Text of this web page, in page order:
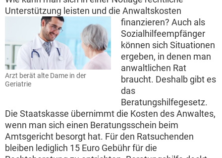
Unterstützung leisten und die Anwaltskosten
finanzieren?
Arzt berät alte Dame in der
Geriatrie
Auch als
Sozialhilfeempfänger
können sich Situationen
ergeben, in denen man
anwaltlichen Rat
braucht. Deshalb gibt es
das
Beratungshilfegesetz.
Die Staatskasse übernimmt die Kosten des Anwaltes,
wenn man sich einen Beratungsschein beim
Amtsgericht besorgt hat. Für den Ratsuchenden
bleiben lediglich 15 Euro Gebühr für die